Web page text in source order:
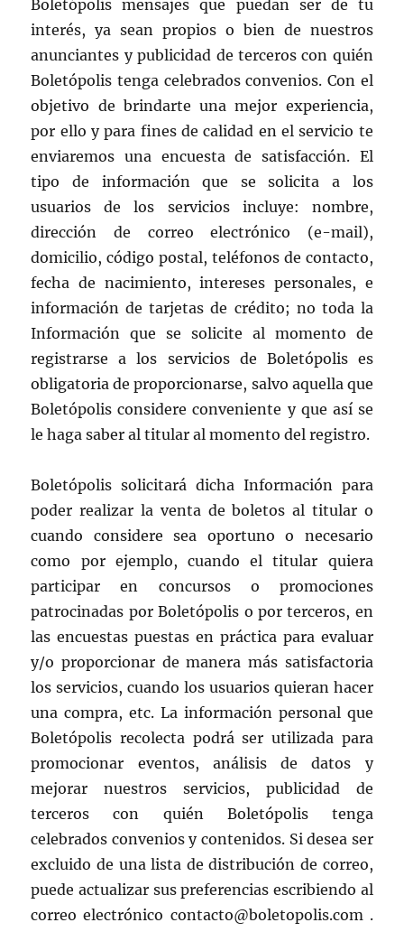
Boletópolis mensajes que puedan ser de tu
interés, ya sean propios o bien de nuestros
anunciantes y publicidad de terceros con quién
Boletópolis tenga celebrados convenios. Con el
objetivo de brindarte una mejor experiencia,
por ello y para fines de calidad en el servicio te
enviaremos una encuesta de satisfacción. El
tipo de información que se solicita a los
usuarios de los servicios incluye: nombre,
dirección de correo electrónico (e-mail),
domicilio, código postal, teléfonos de contacto,
fecha de nacimiento, intereses personales, e
información de tarjetas de crédito; no toda la
Información que se solicite al momento de
registrarse a los servicios de Boletópolis es
obligatoria de proporcionarse, salvo aquella que
Boletópolis considere conveniente y que así se
le haga saber al titular al momento del registro.
Boletópolis solicitará dicha Información para
poder realizar la venta de boletos al titular o
cuando considere sea oportuno o necesario
como por ejemplo, cuando el titular quiera
participar en concursos o promociones
patrocinadas por Boletópolis o por terceros, en
las encuestas puestas en práctica para evaluar
y/o proporcionar de manera más satisfactoria
los servicios, cuando los usuarios quieran hacer
una compra, etc. La información personal que
Boletópolis recolecta podrá ser utilizada para
promocionar eventos, análisis de datos y
mejorar nuestros servicios, publicidad de
terceros con quién Boletópolis tenga
celebrados convenios y contenidos. Si desea ser
excluido de una lista de distribución de correo,
puede actualizar sus preferencias escribiendo al
correo electrónico contacto@boletopolis.com .